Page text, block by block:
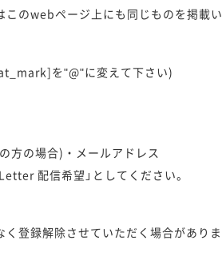
のwebページ上にも同じものを掲載い
を"@"に変えて下さい)
方の場合)・メールアドレス
配信希望」としてください。
登録解除させていただく場合がありま